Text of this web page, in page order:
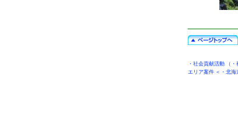
・ 社会貢献活動 （・
エリア案件 ＜・ 北海